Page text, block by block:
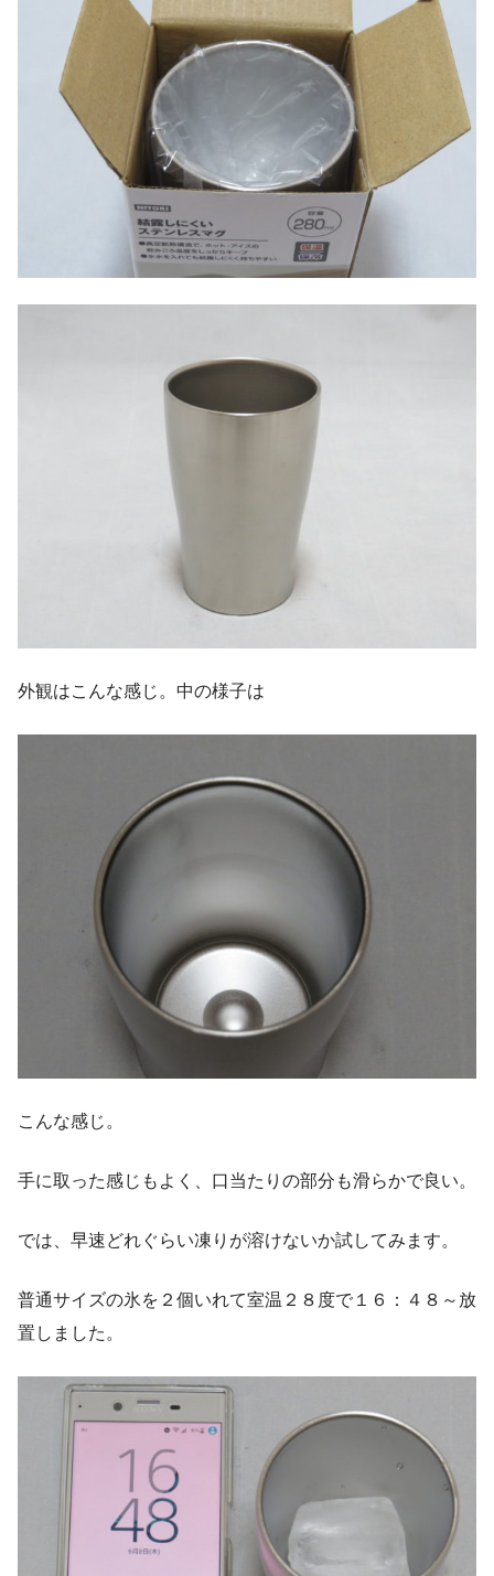
外観はこんな感じ。中の様子は
こんな感じ。
手に取った感じもよく、口当たりの部分も滑らかで良い。
では、早速どれぐらい凍りが溶けないか試してみます。
普通サイズの氷を２個いれて室温２８度で１６：４８～放
置しました。